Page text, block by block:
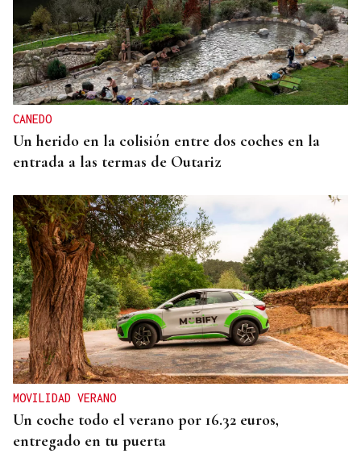
CANEDO
Un herido en la colisión entre dos coches en la
entrada a las termas de Outariz
MOVILIDAD VERANO
Un coche todo el verano por 16.32 euros,
entregado en tu puerta